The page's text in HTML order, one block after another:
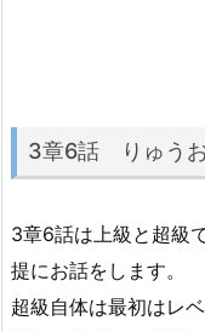
3章6話 りゅう
3章6話は上級と超級
提にお話をします。
超級自体は最初はレ